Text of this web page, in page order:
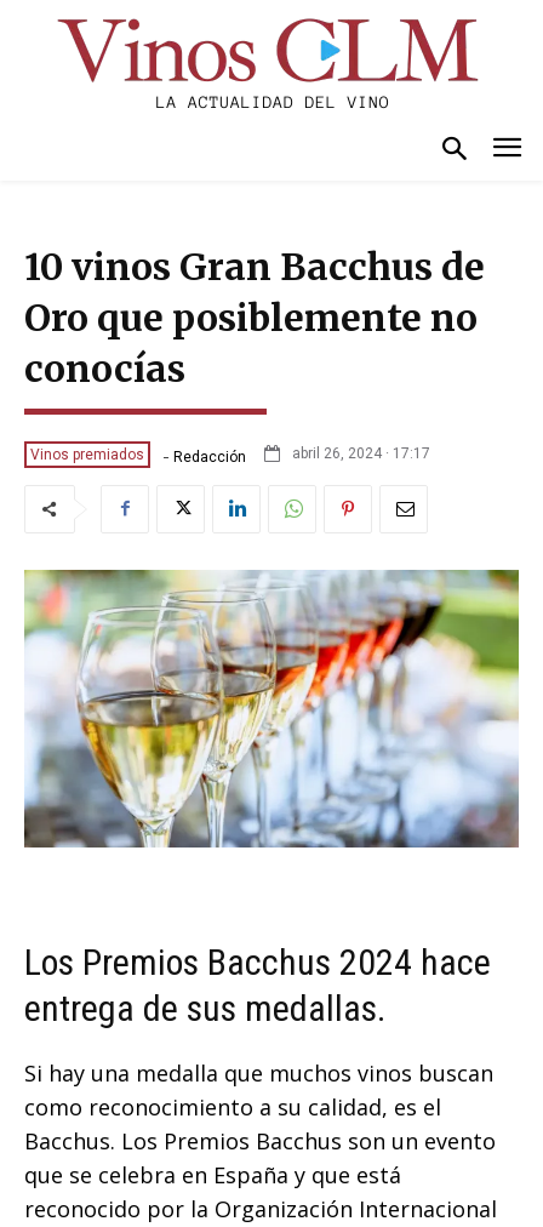
10 vinos Gran Bacchus de
Oro que posiblemente no
conocías
Vinos premiados - Redacción abril 26, 2024 · 17:17
Los Premios Bacchus 2024 hace
entrega de sus medallas.
Si hay una medalla que muchos vinos buscan
como reconocimiento a su calidad, es el
Bacchus. Los Premios Bacchus son un evento
que se celebra en España y que está
reconocido por la Organización Internacional